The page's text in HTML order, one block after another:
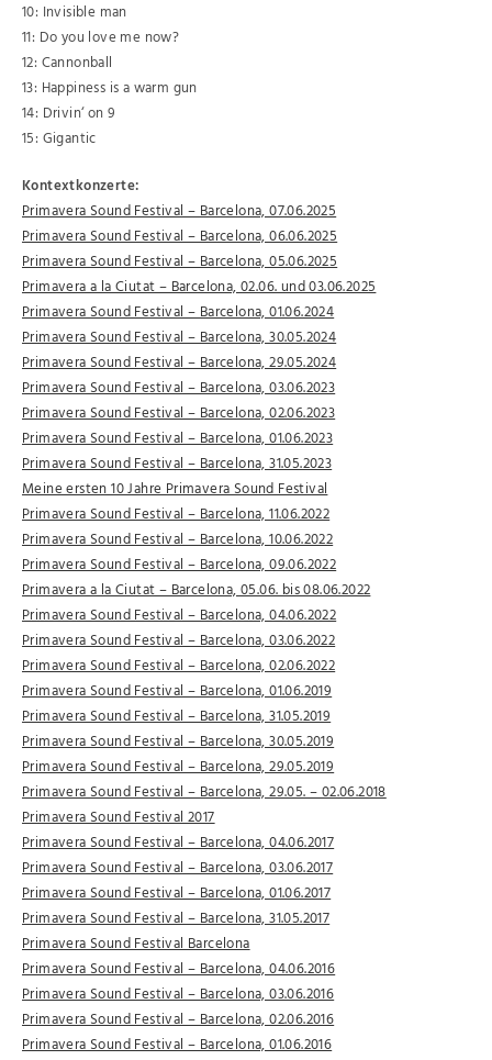
10: Invisible man
11: Do you love me now?
12: Cannonball
13: Happiness is a warm gun
14: Drivin‘ on 9
15: Gigantic
Kontextkonzerte:
Primavera Sound Festival – Barcelona, 07.06.2025
Primavera Sound Festival – Barcelona, 06.06.2025
Primavera Sound Festival – Barcelona, 05.06.2025
Primavera a la Ciutat – Barcelona, 02.06. und 03.06.2025
Primavera Sound Festival – Barcelona, 01.06.2024
Primavera Sound Festival – Barcelona, 30.05.2024
Primavera Sound Festival – Barcelona, 29.05.2024
Primavera Sound Festival – Barcelona, 03.06.2023
Primavera Sound Festival – Barcelona, 02.06.2023
Primavera Sound Festival – Barcelona, 01.06.2023
Primavera Sound Festival – Barcelona, 31.05.2023
Meine ersten 10 Jahre Primavera Sound Festival
Primavera Sound Festival – Barcelona, 11.06.2022
Primavera Sound Festival – Barcelona, 10.06.2022
Primavera Sound Festival – Barcelona, 09.06.2022
Primavera a la Ciutat – Barcelona, 05.06. bis 08.06.2022
Primavera Sound Festival – Barcelona, 04.06.2022
Primavera Sound Festival – Barcelona, 03.06.2022
Primavera Sound Festival – Barcelona, 02.06.2022
Primavera Sound Festival – Barcelona, 01.06.2019
Primavera Sound Festival – Barcelona, 31.05.2019
Primavera Sound Festival – Barcelona, 30.05.2019
Primavera Sound Festival – Barcelona, 29.05.2019
Primavera Sound Festival – Barcelona, 29.05. – 02.06.2018
Primavera Sound Festival 2017
Primavera Sound Festival – Barcelona, 04.06.2017
Primavera Sound Festival – Barcelona, 03.06.2017
Primavera Sound Festival – Barcelona, 01.06.2017
Primavera Sound Festival – Barcelona, 31.05.2017
Primavera Sound Festival Barcelona
Primavera Sound Festival – Barcelona, 04.06.2016
Primavera Sound Festival – Barcelona, 03.06.2016
Primavera Sound Festival – Barcelona, 02.06.2016
Primavera Sound Festival – Barcelona, 01.06.2016